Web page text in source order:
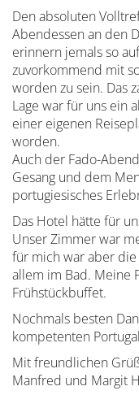
Den absoluten
Abendessen an den
erinnern jemals so
zuvorkommend mit
worden zu sein. Das
Lage war für uns ein
einer eigenen
worden.
Auch der Fado-
Gesang und dem
portugiesisches
Das Hotel hätte für
Unser Zimmer war
für mich war aber
allem im Bad. Meine
Frühstückbuffet.
Nochmals besten
kompetenten
Mit freundlichen
Manfred und Margit